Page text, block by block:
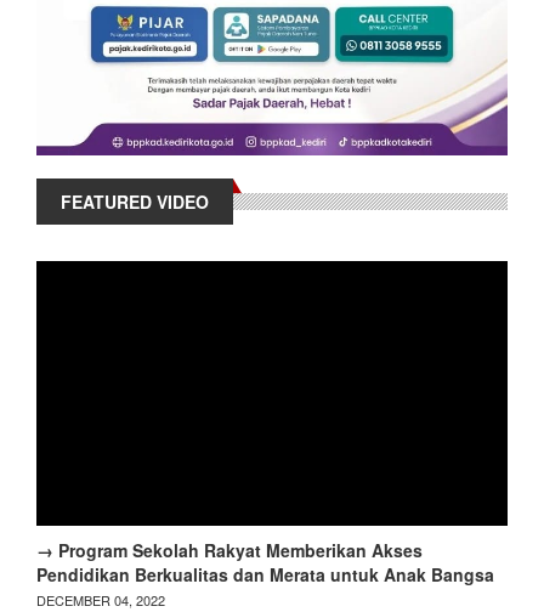
FEATURED VIDEO
→ Program Sekolah Rakyat Memberikan Akses
Pendidikan Berkualitas dan Merata untuk Anak Bangsa
DECEMBER 04, 2022